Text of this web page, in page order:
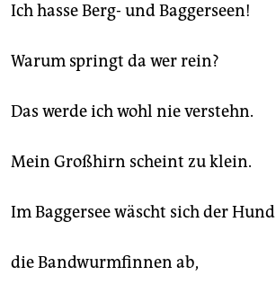
abo
genossenschaft
Ich hasse Berg- und Baggerseen!
Warum springt da wer rein?
Das werde ich wohl nie verstehn.
Mein Großhirn scheint zu klein.
Im Baggersee wäscht sich der Hund
die Bandwurmfinnen ab,